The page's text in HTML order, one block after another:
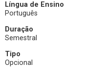
Língua de Ensino
Português
Duração
Semestral
Tipo
Opcional